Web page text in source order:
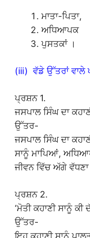
ਮਾਤਾ-ਪਿਤਾ,
ਅਧਿਆਪਕ
ਪੁਸਤਕਾਂ ।
(iii) ਵੱਡੇ ਉੱਤਰਾਂ ਵਾਲੇ
ਪ੍ਰਸ਼ਨ 1.
ਜਸਪਾਲ ਸਿੰਘ ਦਾ
ਉੱਤਰ-
ਜਸਪਾਲ ਸਿੰਘ ਦਾ
ਸਾਨੂੰ ਮਾਪਿਆਂ,
ਜੀਵਨ ਵਿੱਚ ਅੱਗੇ ਵੱਧਣਾ
ਪ੍ਰਸ਼ਨ 2.
‘ਮੋਤੀ ਕਹਾਣੀ ਸਾਨੂੰ ਕੀ
ਉੱਤਰ-
ਇਹ ਕਹਾਣੀ ਸਾਨੂੰ